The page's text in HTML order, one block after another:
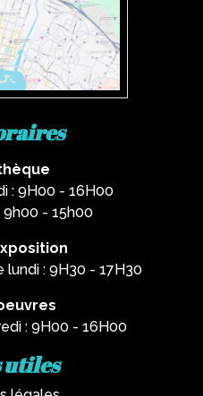
: 9H00 - 16H00
- 15h00
lundi : 9H30 - 17H30
: 9H00 - 16H00
utiles